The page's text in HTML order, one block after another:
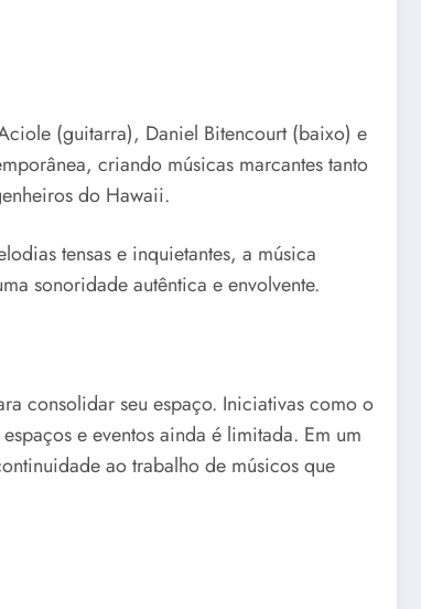
(guitarra), Daniel Bitencourt (baixo) e
criando músicas marcantes tanto
do Hawaii.
tensas e inquietantes, a música
sonoridade autêntica e envolvente.
consolidar seu espaço. Iniciativas como o
e eventos ainda é limitada. Em um
ao trabalho de músicos que